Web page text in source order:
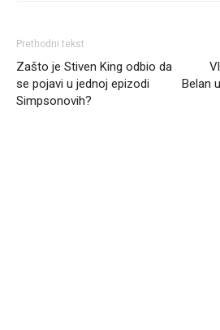
Prethodni tekst
Zašto je Stiven King odbio da
se pojavi u jednoj epizodi
Simpsonovih?
Belan